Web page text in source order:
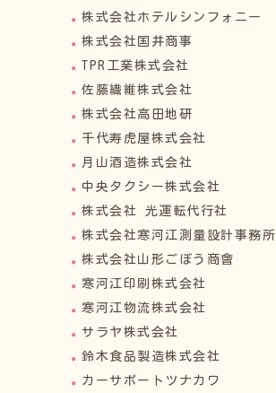
株式会社ホテルシンフォニー
株式会社国井商事
TPR工業株式会社
佐藤繊維株式会社
株式会社高田地研
千代寿虎屋株式会社
月山酒造株式会社
中央タクシー株式会社
株式会社 光運転代行社
株式会社寒河江測量設計事務所
株式会社山形ごぼう商會
寒河江印刷株式会社
寒河江物流株式会社
サラヤ株式会社
鈴木食品製造株式会社
カーサポートツナカワ